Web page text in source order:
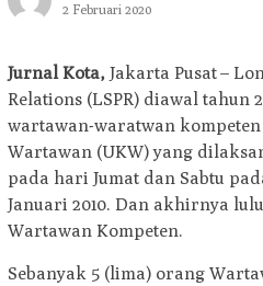
2 Februari 2020
Jurnal Kota, Jakarta Pusat –
Relations (LSPR) diawal tahun
wartawan-waratwan
Wartawan (UKW) yang
pada hari Jumat dan Sabtu
Januari 2010. Dan akhirnya
Wartawan Kompeten.
Sebanyak 5 (lima) orang